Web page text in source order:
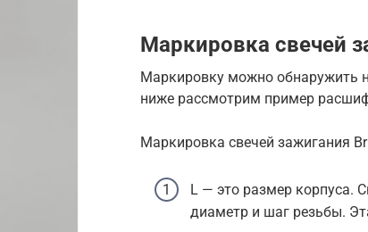
Маркировка свечей
Маркировку можно обнаружить
ниже рассмотрим пример
Маркировка свечей зажигания
L — это размер корпуса.
диаметр и шаг резьбы.